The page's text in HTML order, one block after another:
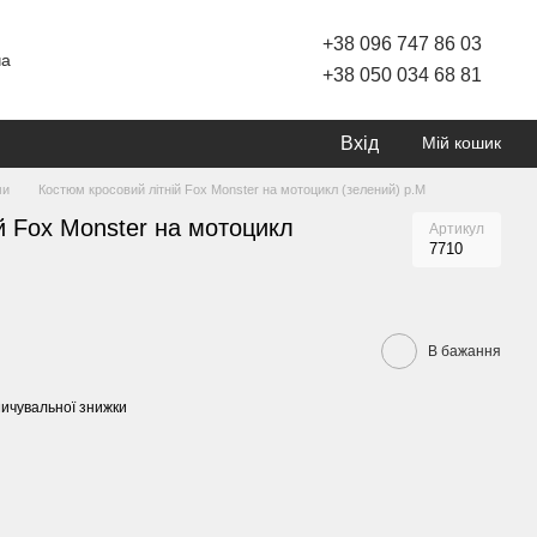
+38 096 747 86 03
+38 050 034 68 81
Вхід Мій кошик
Костюм кросовий літній Fox Monster на мотоцикл (зелений) р.М
Fox Monster на мотоцикл
Артикул
7710
В бажання
знижки